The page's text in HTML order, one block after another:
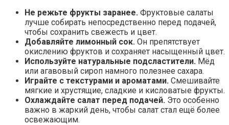
Не режьте фрукты заранее. Фруктовые салаты
лучше собирать непосредственно перед подачей,
чтобы сохранить свежесть и цвет.
Добавляйте лимонный сок. Он препятствует
окислению фруктов и сохраняет насыщенный цвет.
Используйте натуральные подсластители. Мёд
или агавовый сироп намного полезнее сахара.
Играйте с текстурами и ароматами. Смешивайте
мягкие и хрустящие, сладкие и кисловатые фрукты.
Охлаждайте салат перед подачей. Это особенно
важно в жаркий день, чтобы салат стал ещё более
освежающим.